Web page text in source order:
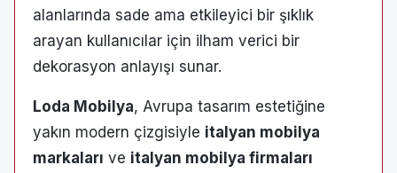
alanlarında sade ama etkileyici bir şıklık
arayan kullanıcılar için ilham verici bir
dekorasyon anlayışı sunar.
Loda Mobilya, Avrupa tasarım estetiğine
yakın modern çizgisiyle italyan mobilya
markaları ve italyan mobilya firmaları